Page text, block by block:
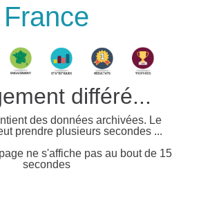
France
différé...
des données archivées. Le
prendre plusieurs secondes ...
ne s'affiche pas au bout de 15
secondes